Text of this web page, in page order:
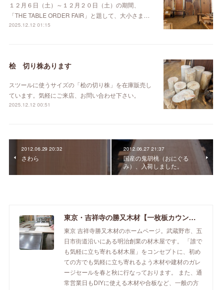
１２月６日（土）～１２月２０日（土）の期間、
「THE TABLE ORDER FAIR」と題して、大小さま…
2025.12.12 01:15
桧 切り株あります
スツールに使うサイズの「桧の切り株」を在庫販売し
ています。気軽にご来店、お問い合わせ下さい。
2025.12.12 00:51
2012.06.29 20:32
さわら
2012.06.27 21:37
国産の鬼胡桃（おにぐる
み）、入荷しました。
東京・吉祥寺の勝又木材【一枚板カウンター】
東京 吉祥寺勝又木材のホームページ。武蔵野市、五
日市街道沿いにある明治創業の材木屋です。 「誰で
も気軽に立ち寄れる材木屋」をコンセプトに、初め
ての方でも気軽に立ち寄れるよう木材や建材のガレ
ージセールを春と秋に行なっております。 また、通
常営業日もDIYに使える木材や合板など、一般の方